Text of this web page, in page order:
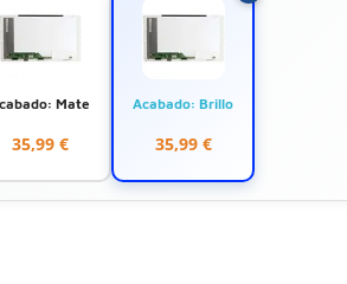
Mate
35,99 €
Acabado: Brillo
35,99 €